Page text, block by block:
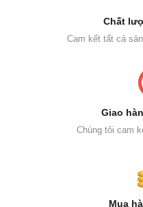
Chất
Cam kết tất cả
Giao
Chúng tôi cam
Mua